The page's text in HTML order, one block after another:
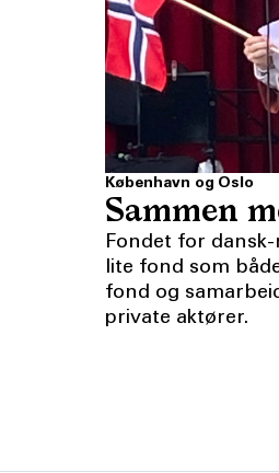
København og Oslo
Sammen
Fondet for
lite fond som
fond og
private aktører.